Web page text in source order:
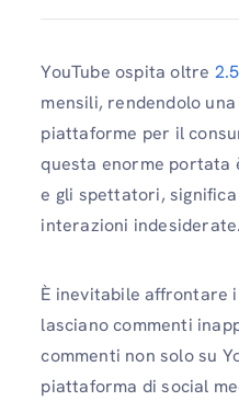
YouTube ospita oltre
mensili, rendendolo
piattaforme per il
questa enorme
e gli spettatori,
interazioni indesiderate.
È inevitabile affrontare
lasciano commenti
commenti non solo su
piattaforma di social